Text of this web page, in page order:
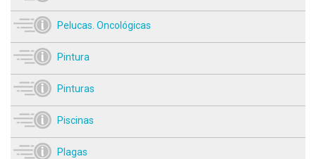
Pelucas. Oncológicas
Pintura
Pinturas
Piscinas
Plagas